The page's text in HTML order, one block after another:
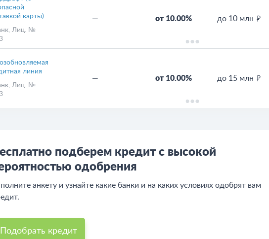
карты)
, Лиц. №
— от 10.00% до 10 млн
линия
, Лиц. №
— от 10.00% до 15 млн
подберем кредит с высокой
одобрения
анкету и узнайте какие банки и на каких условиях одобрят вам
Подобрать кредит